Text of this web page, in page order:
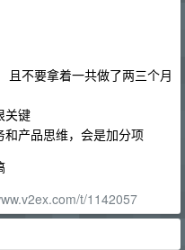
且不要拿着一共做了两三个月
关键
产品思维，会是加分项
t/1142057